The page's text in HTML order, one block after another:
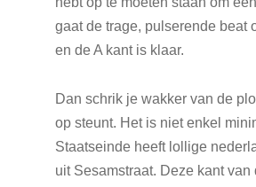
gaat de trage, pulserende beat
en de A kant is klaar.
Dan schrik je wakker van de
op steunt. Het is niet enkel
Staatseinde heeft lollige
uit Sesamstraat. Deze kant